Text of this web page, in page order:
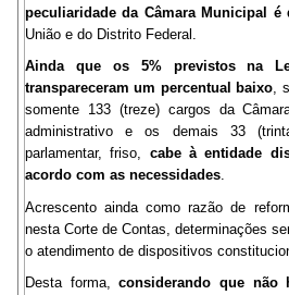
peculiaridade da Câmara Municipal é
União e do Distrito Federal.
Ainda que os 5% previstos na
transpareceram um percentual baixo,
somente 133 (treze) cargos da
administrativo e os demais 33
parlamentar, friso, cabe à entidade
acordo com as necessidades.
Acrescento ainda como razão de
nesta Corte de Contas, determinações
o atendimento de dispositivos
Desta forma,considerando que não